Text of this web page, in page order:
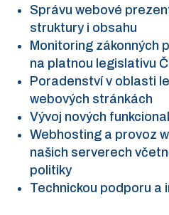
Správu webové
struktury i obsahu
Monitoring zákonných
na platnou legislativu
Poradenství v oblasti
webových stránkách
Vývoj nových
Webhosting a provoz
našich serverech
politiky
Technickou podporu a